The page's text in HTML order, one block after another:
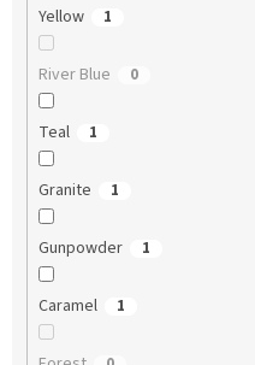
Yellow 1
River Blue 0
Teal 1
Granite 1
Gunpowder 1
Caramel 1